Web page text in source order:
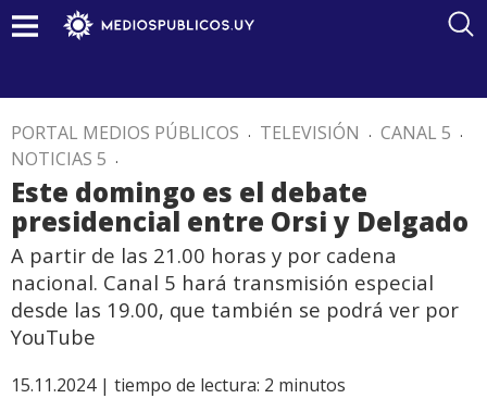
PORTAL MEDIOS PÚBLICOS . TELEVISIÓN . CANAL 5 .
NOTICIAS 5 .
Este domingo es el debate
presidencial entre Orsi y Delgado
A partir de las 21.00 horas y por cadena
nacional. Canal 5 hará transmisión especial
desde las 19.00, que también se podrá ver por
YouTube
15.11.2024 | tiempo de lectura: 2 minutos